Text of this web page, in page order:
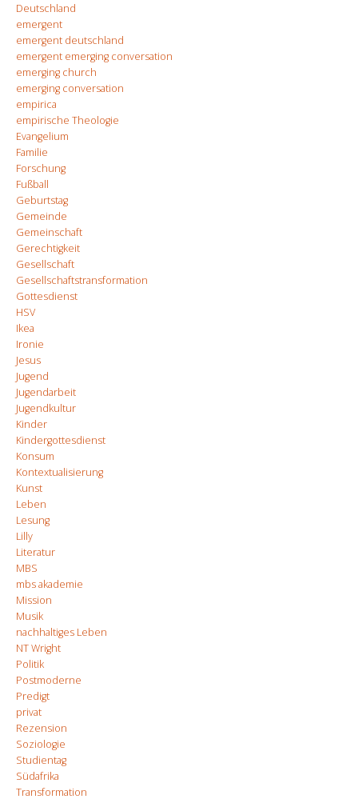
Deutschland
emergent
emergent deutschland
emergent emerging conversation
emerging church
emerging conversation
empirica
empirische Theologie
Evangelium
Familie
Forschung
Fußball
Geburtstag
Gemeinde
Gemeinschaft
Gerechtigkeit
Gesellschaft
Gesellschaftstransformation
Gottesdienst
HSV
Ikea
Ironie
Jesus
Jugend
Jugendarbeit
Jugendkultur
Kinder
Kindergottesdienst
Konsum
Kontextualisierung
Kunst
Leben
Lesung
Lilly
Literatur
MBS
mbs akademie
Mission
Musik
nachhaltiges Leben
NT Wright
Politik
Postmoderne
Predigt
privat
Rezension
Soziologie
Studientag
Südafrika
Transformation